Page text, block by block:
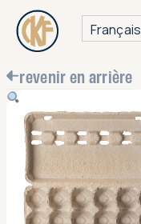
Français
revenir en arrière